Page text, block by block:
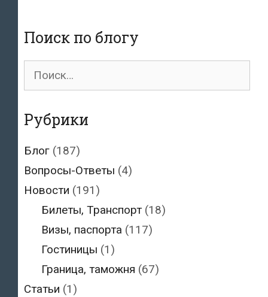
более
32
евро
Поиск по блогу
Поиск
Рубрики
Блог (187)
Вопросы-Ответы (4)
Новости (191)
Билеты, Транспорт(18)
Визы, паспорта (117)
Гостиницы (1)
Граница, таможня (67)
Статьи (1)